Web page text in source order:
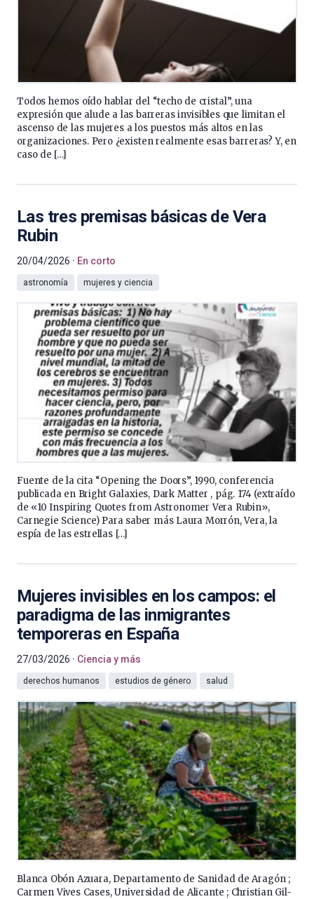
Todos hemos oído hablar del “techo de cristal”, una
expresión que alude a las barreras invisibles que limitan el
ascenso de las mujeres a los puestos más altos en las
organizaciones. Pero ¿existen realmente esas barreras? Y, en
caso de […]
Las tres premisas básicas de Vera
Rubin
20/04/2026 En corto
astronomía mujeres y ciencia
Fuente de la cita “Opening the Doors”, 1990, conferencia
publicada en Bright Galaxies, Dark Matter , pág. 174 (extraído
de «10 Inspiring Quotes from Astronomer Vera Rubin»,
Carnegie Science) Para saber más Laura Morrón, Vera, la
espía de las estrellas […]
Mujeres invisibles en los campos: el
paradigma de las inmigrantes
temporeras en España
27/03/2026 Ciencia y más
derechos humanos estudios de género salud
Blanca Obón Azuara, Departamento de Sanidad de Aragón ;
Carmen Vives Cases, Universidad de Alicante ; Christian Gil-